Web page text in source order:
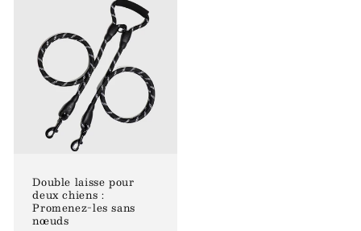
Double laisse pour
deux chiens :
Promenez-les sans
nœuds